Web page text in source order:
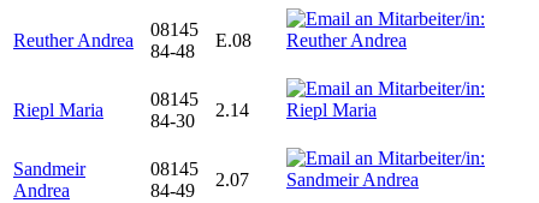
Reuther Andrea
08145
84-48
E.08
Riepl Maria
08145
84-30
2.14
Sandmeir
Andrea
08145
84-49
2.07